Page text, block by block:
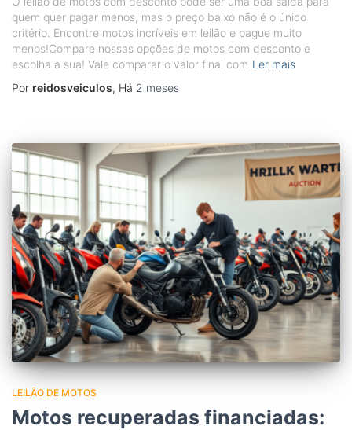
quem quer pagar menos, mas o preço baixo não é o único
critério. Encontre motos incríveis em leilão e pague muito
menos!Compare nossas opções de motos com desconto e
escolha a sua! Vale comparar o valor final com Ler mais
Por reidosveiculos, Há 2 meses
LEILÃO DE MOTOS
Motos recuperadas financiadas: